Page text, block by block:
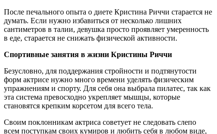
После печального опыта о диете Кристина Риччи старается не
думать. Если нужно избавиться от несколько лишних
сантиметров в талии, девушка просто проявляет умеренность
в еде, старается не снижать физической активности.
Спортивные занятия в жизни Кристины Риччи
Безусловно, для поддержания стройности и подтянутости
форм актрисе нужно много времени уделять физическим
упражнениям и спорту. Для себя она выбрала пилатес, так как
эта система превосходно укрепляет мышцы, которые
становятся крепким корсетом для всего тела.
Своим поклонникам актриса советует не следовать слепо
всем поступкам своих кумиров и любить себя в любом виде,